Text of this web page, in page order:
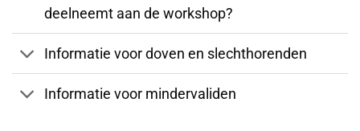
deelneemt aan de workshop?
Informatie voor doven en slechthorenden
Informatie voor mindervaliden